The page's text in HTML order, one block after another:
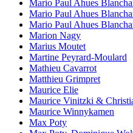
Mario Paul Ahues
Mario Paul Ahues
Mario Paul Ahues
Marion Nagy
Marius Moutet
Martine Peyrard-Moulard
Mathieu Cavarrot
Matthieu Grimpret
Maurice Elie
Maurice Vinitzki &
Maurice Winnykamen
Max Poty